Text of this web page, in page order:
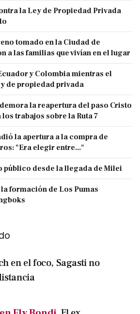
la Ley de Propiedad Privada
tomado en la Ciudad de
a las familias que vivían en el lugar
y Colombia mientras el
de propiedad privada
la reapertura del paso Cristo
trabajos sobre la Ruta 7
la apertura a la compra de
"Era elegir entre..."
público desde la llegada de Milei
formación de Los Pumas
en el foco, Sagasti no